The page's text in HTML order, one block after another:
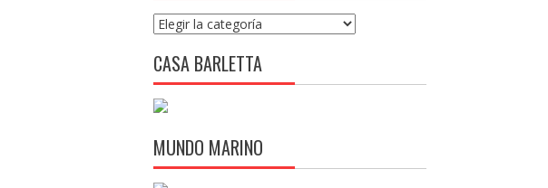
Categorías
CASA BARLETTA
MUNDO MARINO